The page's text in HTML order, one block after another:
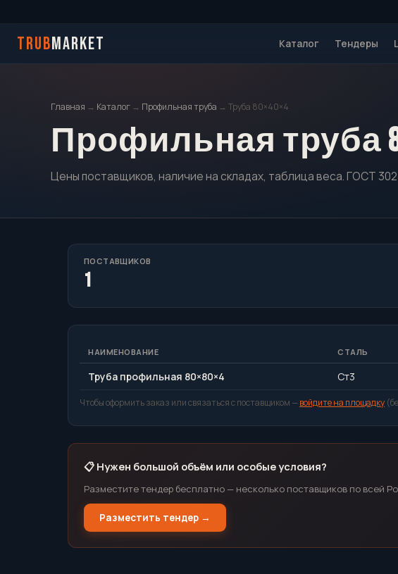
TRUBMARKET Каталог Тендеры
Главная → Каталог → Профильная труба → Труба 80×40×4
Профильная труба
Цены поставщиков, наличие на складах, таблица веса. ГОСТ
ПОСТАВЩИКОВ
1
НАИМЕНОВАНИЕ СТАЛЬ
Труба профильная 80×80×4 Ст3
Чтобы оформить заказ или связаться с поставщиком —войдите на площадку
📋 Нужен большой объём или особые условия?
Разместите тендер бесплатно — несколько поставщиков по всей
Разместить тендер →